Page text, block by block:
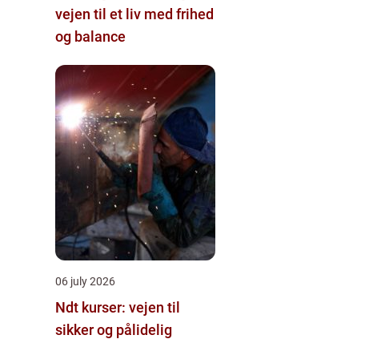
vejen til et liv med frihed
og balance
06 july 2026
Ndt kurser: vejen til
sikker og pålidelig